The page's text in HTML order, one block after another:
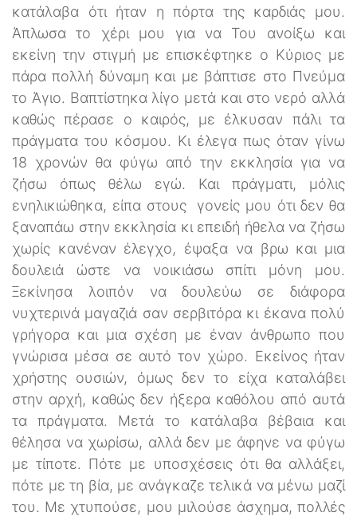
κατάλαβα ότι ήταν η πόρτα της καρδιάς μου.
Άπλωσα το χέρι μου για να Του ανοίξω και
εκείνη την στιγμή με επισκέφτηκε ο Κύριος με
πάρα πολλή δύναμη και με βάπτισε στο Πνεύμα
το Άγιο. Βαπτίστηκα λίγο μετά και στο νερό αλλά
καθώς πέρασε ο καιρός, με έλκυσαν πάλι τα
πράγματα του κόσμου. Κι έλεγα πως όταν γίνω
18 χρονών θα φύγω από την εκκλησία για να
ζήσω όπως θέλω εγώ. Και πράγματι, μόλις
ενηλικιώθηκα, είπα στους γονείς μου ότι δεν θα
ξαναπάω στην εκκλησία κι επειδή ήθελα να ζήσω
χωρίς κανέναν έλεγχο, έψαξα να βρω και μια
δουλειά ώστε να νοικιάσω σπίτι μόνη μου.
Ξεκίνησα λοιπόν να δουλεύω σε διάφορα
νυχτερινά μαγαζιά σαν σερβιτόρα κι έκανα πολύ
γρήγορα και μια σχέση με έναν άνθρωπο που
γνώρισα μέσα σε αυτό τον χώρο. Εκείνος ήταν
χρήστης ουσιών, όμως δεν το είχα καταλάβει
στην αρχή, καθώς δεν ήξερα καθόλου από αυτά
τα πράγματα. Μετά το κατάλαβα βέβαια και
θέλησα να χωρίσω, αλλά δεν με άφηνε να φύγω
με τίποτε. Πότε με υποσχέσεις ότι θα αλλάξει,
πότε με τη βία, με ανάγκαζε τελικά να μένω μαζί
του. Με χτυπούσε, μου μιλούσε άσχημα, πολλές